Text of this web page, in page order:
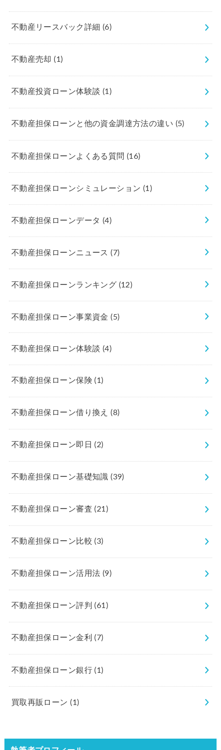
不動産リースバック詳細 (6)
不動産売却(1)
不動産投資ローン体験談 (1)
不動産担保ローンと他の資金調達方法の違い (5)
不動産担保ローンよくある質問(16)
不動産担保ローンシミュレーション (1)
不動産担保ローンデータ (4)
不動産担保ローンニュース(7)
不動産担保ローンランキング (12)
不動産担保ローン事業資金(5)
不動産担保ローン体験談 (4)
不動産担保ローン保険(1)
不動産担保ローン借り換え(8)
不動産担保ローン即日(2)
不動産担保ローン基礎知識(39)
不動産担保ローン審査(21)
不動産担保ローン比較(3)
不動産担保ローン活用法 (9)
不動産担保ローン評判(61)
不動産担保ローン金利(7)
不動産担保ローン銀行(1)
買取再販ローン(1)